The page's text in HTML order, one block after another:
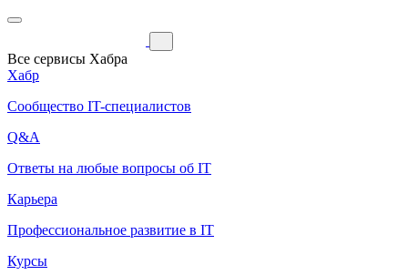
Все сервисы Хабра
Хабр
Сообщество IT-специалистов
Q&A
Ответы на любые вопросы об IT
Карьера
Профессиональное развитие в IT
Курсы